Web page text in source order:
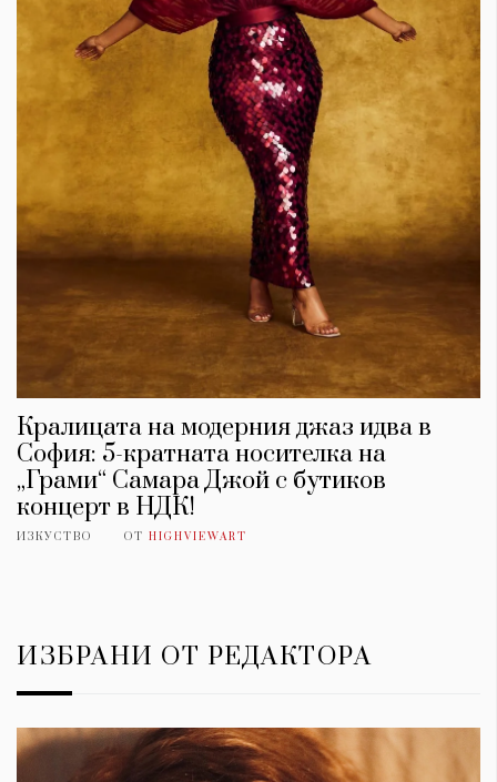
Кралицата на модерния джаз идва в
София: 5-кратната носителка на
„Грами“ Самара Джой с бутиков
концерт в НДК!
ИЗКУСТВО ОТ HIGHVIEWART
ИЗБРАНИ ОТ РЕДАКТОРА